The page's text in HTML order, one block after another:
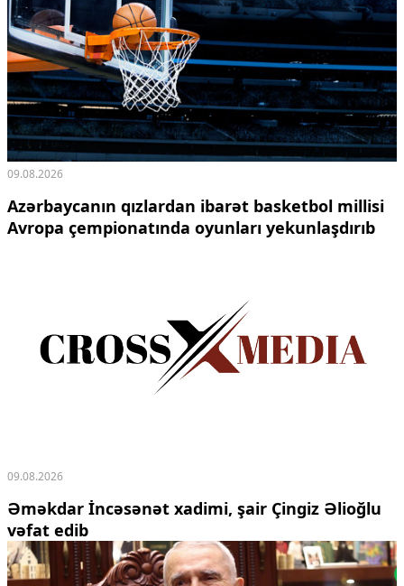
09.08.2026
Azərbaycanın qızlardan ibarət basketbol millisi
Avropa çempionatında oyunları yekunlaşdırıb
09.08.2026
Əməkdar İncəsənət xadimi, şair Çingiz Əlioğlu
vəfat edib